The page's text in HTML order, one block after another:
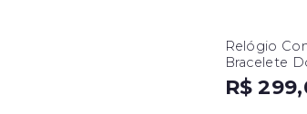
Relógio
Bracelete
R$